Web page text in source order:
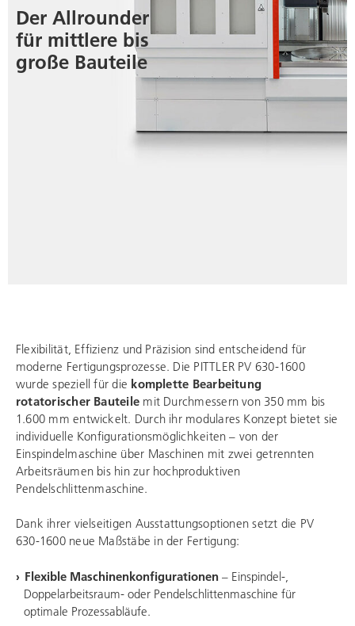
Der Allrounder
für mittlere bis
große Bauteile
Flexibilität, Effizienz und Präzision sind entscheidend für
moderne Fertigungsprozesse. Die PITTLER PV 630-1600
wurde speziell für die komplette Bearbeitung
rotatorischer Bauteile mit Durchmessern von 350 mm bis
1.600 mm entwickelt. Durch ihr modulares Konzept bietet sie
individuelle Konfigurationsmöglichkeiten – von der
Einspindelmaschine über Maschinen mit zwei getrennten
Arbeitsräumen bis hin zur hochproduktiven
Pendelschlittenmaschine.​
Dank ihrer vielseitigen Ausstattungsoptionen setzt die PV
630-1600 neue Maßstäbe in der Fertigung:​
Flexible Maschinenkonfigurationen – Einspindel-,
Doppelarbeitsraum- oder Pendelschlittenmaschine für
optimale Prozessabläufe.​